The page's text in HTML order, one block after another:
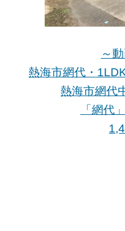
～
熱海市網代・
熱海市網代
「網代